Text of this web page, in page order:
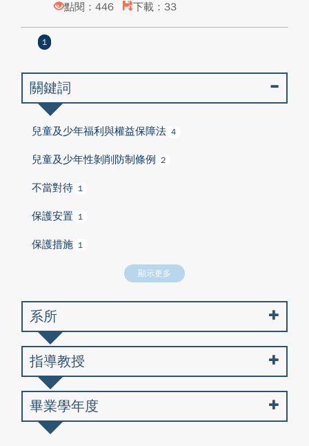
點閱：446
下載：33
1
關鍵詞
兒童及少年福利與權益保障法 4
兒童及少年性剝削防制條例 2
不當對待 1
保護安置 1
保護措施 1
顯示更多
系所
指導教授
畢業學年度